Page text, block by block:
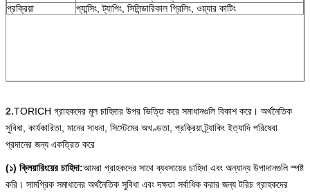
প্রক্রিয়া
প্যান্সিং, ট্যাপিং, সিলিন্ডারিকাল গ্রিলিং, ওয়্যার কাটিং
2.TORICH গ্রাহকদের মূল চাহিদার উপর ভিত্তি করে সমাধানগুলি বিকাশ করে। অর্থনৈতিক
সুবিধা, কার্যকারিতা, মানের সাধনা, সিস্টেমের অখণ্ডতা, প্রক্রিয়া ট্র্যাকিং ইত্যাদি পরিষেবা
প্রদানের জন্য একত্রিত করে
(১) ক্লিয়ারিংয়ের চাহিদা:আমরা গ্রাহকদের সাথে ব্যবসায়ের চাহিদা এবং অন্যান্য উপাদানগুলি স্পষ্ট
করি। সামগ্রিক সমাধানের অর্থনৈতিক সুবিধা এবং দক্ষতা সর্বাধিক করার জন্য টরিচ গ্রাহকদের